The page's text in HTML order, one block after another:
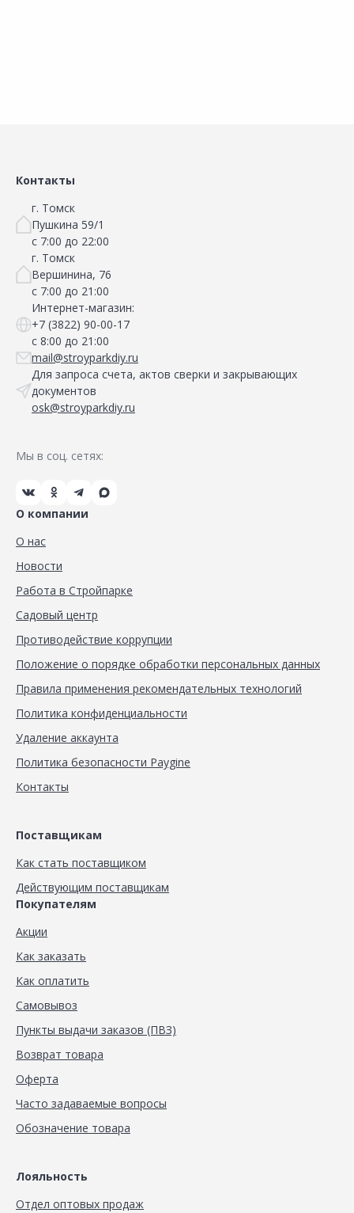
Контакты
г. Томск
Пушкина 59/1
с 7:00 до 22:00
г. Томск
Вершинина, 76
с 7:00 до 21:00
Интернет-магазин:
+7 (3822) 90-00-17
с 8:00 до 21:00
mail@stroyparkdiy.ru
Для запроса счета, актов сверки и закрывающих
документов
osk@stroyparkdiy.ru
Мы в соц. сетях:
О компании
О нас
Новости
Работа в Стройпарке
Садовый центр
Противодействие коррупции
Положение о порядке обработки персональных данных
Правила применения рекомендательных технологий
Политика конфиденциальности
Удаление аккаунта
Политика безопасности Paygine
Контакты
Поставщикам
Как стать поставщиком
Действующим поставщикам
Покупателям
Акции
Как заказать
Как оплатить
Самовывоз
Пункты выдачи заказов (ПВЗ)
Возврат товара
Оферта
Часто задаваемые вопросы
Обозначение товара
Лояльность
Отдел оптовых продаж